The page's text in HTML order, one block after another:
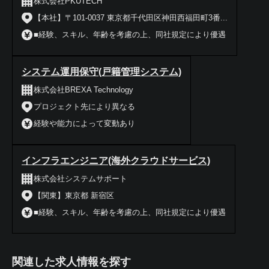
【本社】〒101-0037 東京都千代田区神田西福田町3番...
■経験、スキル、年齢を考慮の上、同社規定により優遇
システム運用保守(戸籍管理システム)
株式会社BREXA Technology
プロジェクト先により異なる
経験や能力によって変動あり
インフラエンジニア(海外クラウドサービス)
株式会社システムサポート
【関東】東京都 新宿区
■経験、スキル、年齢を考慮の上、同社規定により優遇
関連した求人情報を探す